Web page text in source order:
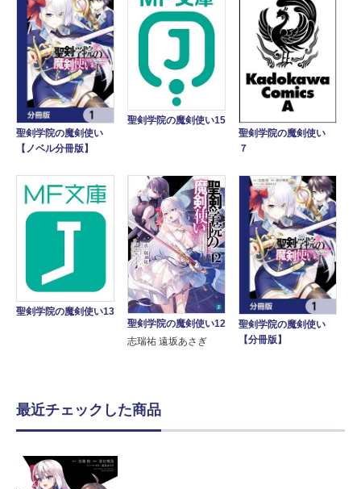
聖剣学院の魔剣使い
【ノベル分冊版】
聖剣学院の魔剣使い15
聖剣学院の魔剣使い
７
聖剣学院の魔剣使い13
聖剣学院の魔剣使い12
志瑞祐 遠坂あさぎ
聖剣学院の魔剣使い
【分冊版】
最近チェックした商品